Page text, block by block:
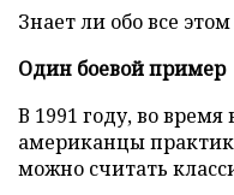
Знает ли обо все
Один боевой пример
В 1991 году, во
американцы
можно считать